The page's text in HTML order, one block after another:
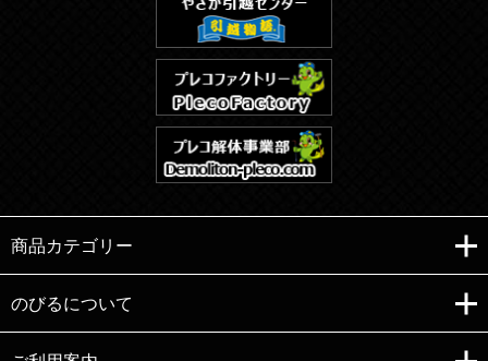
商品カテゴリー
のびるについて